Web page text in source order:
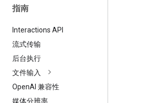
指南
Interactions API
流式传输
后台执行
文件输入
OpenAI 兼容性
媒体分辨率